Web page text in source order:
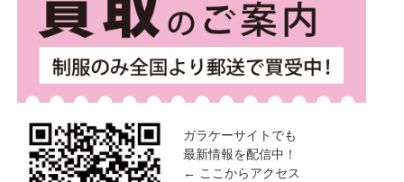
ガラケーサイトでも
最新情報を配信中！
← ここからアクセス